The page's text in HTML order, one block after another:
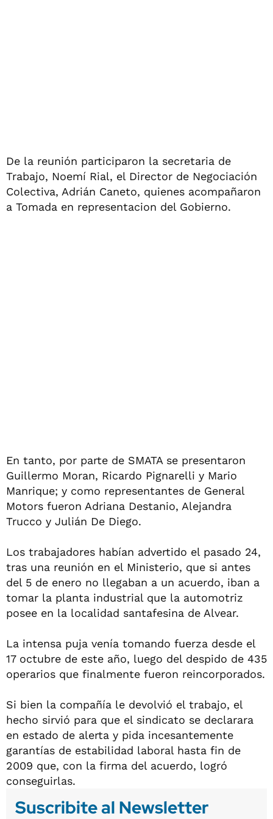
De la reunión participaron la secretaria de
Trabajo, Noemí Rial, el Director de Negociación
Colectiva, Adrián Caneto, quienes acompañaron
a Tomada en representacion del Gobierno.
En tanto, por parte de SMATA se presentaron
Guillermo Moran, Ricardo Pignarelli y Mario
Manrique; y como representantes de General
Motors fueron Adriana Destanio, Alejandra
Trucco y Julián De Diego.
Los trabajadores habían advertido el pasado 24,
tras una reunión en el Ministerio, que si antes
del 5 de enero no llegaban a un acuerdo, iban a
tomar la planta industrial que la automotriz
posee en la localidad santafesina de Alvear.
La intensa puja venía tomando fuerza desde el
17 octubre de este año, luego del despido de 435
operarios que finalmente fueron reincorporados.
Si bien la compañía le devolvió el trabajo, el
hecho sirvió para que el sindicato se declarara
en estado de alerta y pida incesantemente
garantías de estabilidad laboral hasta fin de
2009 que, con la firma del acuerdo, logró
conseguirlas.
Suscribite al Newsletter